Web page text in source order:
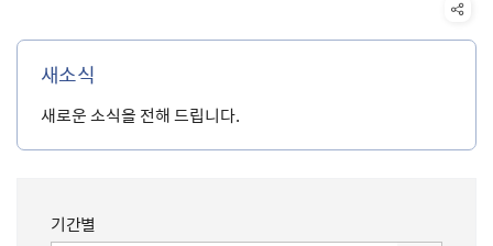
새소식
새로운 소식을 전해 드립니다.
기간별